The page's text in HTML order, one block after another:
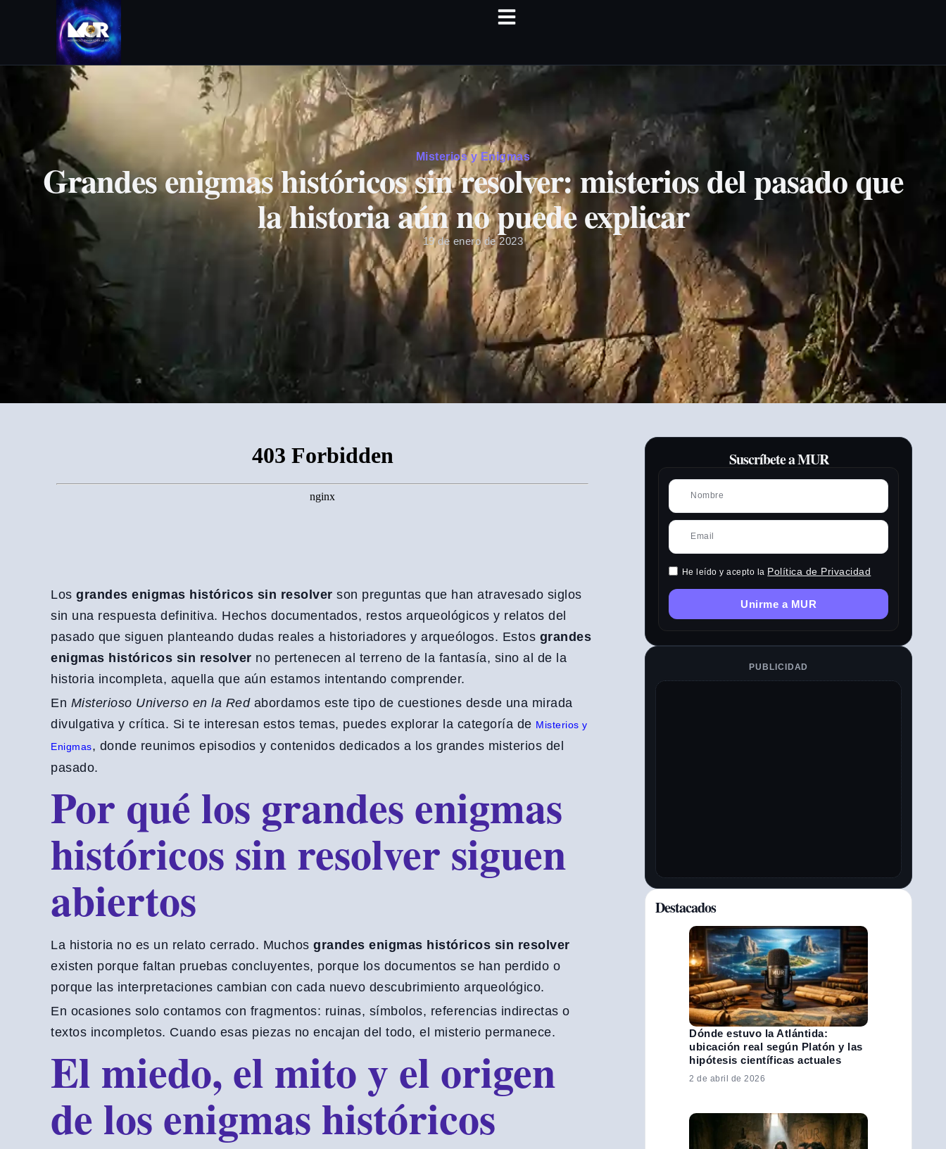
Misterios y Enigmas
Grandes enigmas históricos sin resolver: misterios del pasado que
la historia aún no puede explicar
19 de enero de 2023
Los grandes enigmas históricos sin resolver son preguntas que han atravesado siglos
sin una respuesta definitiva. Hechos documentados, restos arqueológicos y relatos del
pasado que siguen planteando dudas reales a historiadores y arqueólogos. Estos grandes
enigmas históricos sin resolver no pertenecen al terreno de la fantasía, sino al de la
historia incompleta, aquella que aún estamos intentando comprender.
En Misterioso Universo en la Redabordamos este tipo de cuestiones desde una mirada
divulgativa y crítica. Si te interesan estos temas, puedes explorar la categoría de Misterios y
Enigmas, donde reunimos episodios y contenidos dedicados a los grandes misterios del
pasado.
Por qué los grandes enigmas
históricos sin resolver siguen
abiertos
La historia no es un relato cerrado. Muchos grandes enigmas históricos sin resolver
existen porque faltan pruebas concluyentes, porque los documentos se han perdido o
porque las interpretaciones cambian con cada nuevo descubrimiento arqueológico.
En ocasiones solo contamos con fragmentos: ruinas, símbolos, referencias indirectas o
textos incompletos. Cuando esas piezas no encajan del todo, el misterio permanece.
El miedo, el mito y el origen
de los enigmas históricos
Suscríbete a MUR
He leído y acepto la Política de Privacidad
Unirme a MUR
PUBLICIDAD
Destacados
Dónde estuvo la Atlántida:
ubicación real según Platón y las
hipótesis científicas actuales
2 de abril de 2026